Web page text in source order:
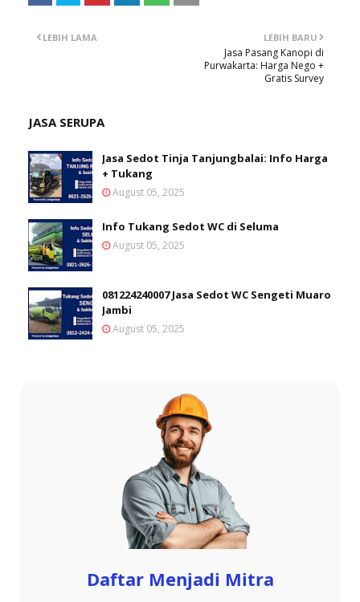
LEBIH BARU
Jasa Pasang Kanopi di
Purwakarta: Harga Nego +
Gratis Survey
LEBIH LAMA
JASA SERUPA
Jasa Sedot Tinja Tanjungbalai: Info Harga
+ Tukang
August 05, 2025
Info Tukang Sedot WC di Seluma
August 05, 2025
081224240007 Jasa Sedot WC Sengeti Muaro
Jambi
August 05, 2025
Daftar Menjadi Mitra